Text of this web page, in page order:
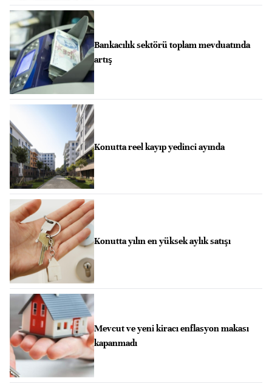
Bankacılık sektörü toplam mevduatında
artış
Konutta reel kayıp yedinci ayında
Konutta yılın en yüksek aylık satışı
Mevcut ve yeni kiracı enflasyon makası
kapanmadı